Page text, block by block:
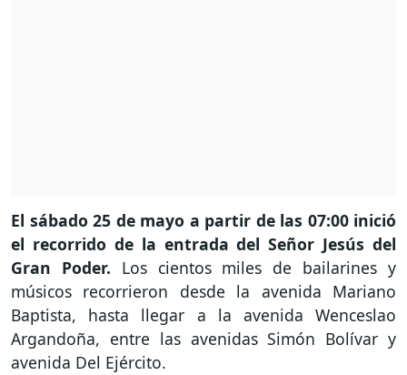
El sábado 25 de mayo a partir de las 07:00 inició
el recorrido de la entrada del Señor Jesús del
Gran Poder. Los cientos miles de bailarines y
músicos recorrieron desde la avenida Mariano
Baptista, hasta llegar a la avenida Wenceslao
Argandoña, entre las avenidas Simón Bolívar y
avenida Del Ejército.